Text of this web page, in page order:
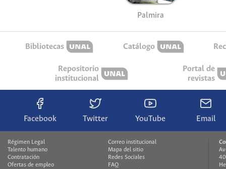
Palmira
Bibliotecas Catálogo
Repositorio
institucional
Portal de
revistas
Facebook Twitter YouTube Email
Régimen Legal
Talento humano
Contratación
Ofertas de empleo
Correo institucional
Mapa del sitio
Redes Sociales
FAQ